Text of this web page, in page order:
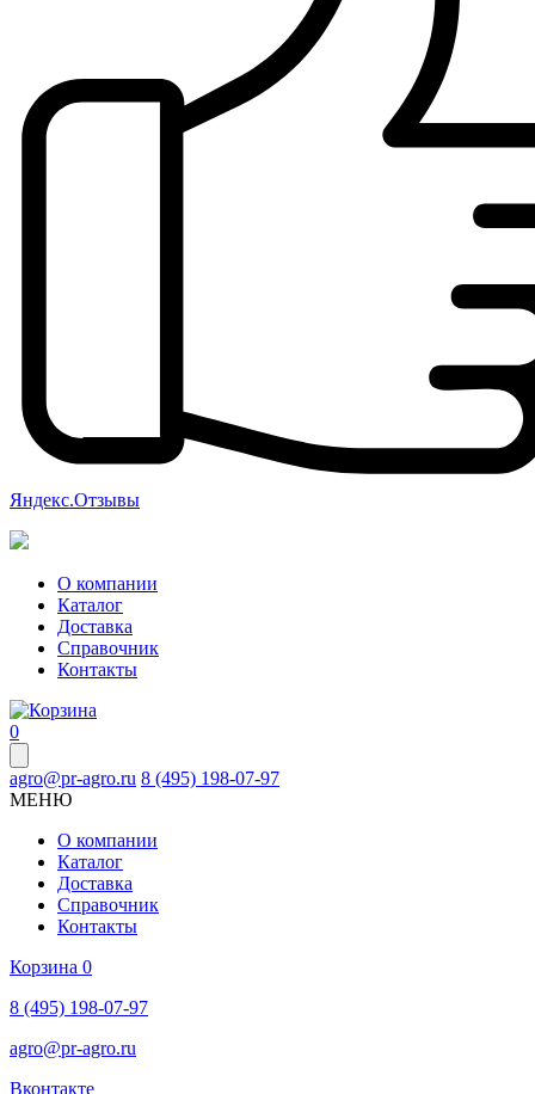
Яндекс.Отзывы
О компании
Каталог
Доставка
Справочник
Контакты
0
agro@pr-agro.ru 8 (495) 198-07-97
МЕНЮ
О компании
Каталог
Доставка
Справочник
Контакты
Корзина 0
8 (495) 198-07-97
agro@pr-agro.ru
Вконтакте